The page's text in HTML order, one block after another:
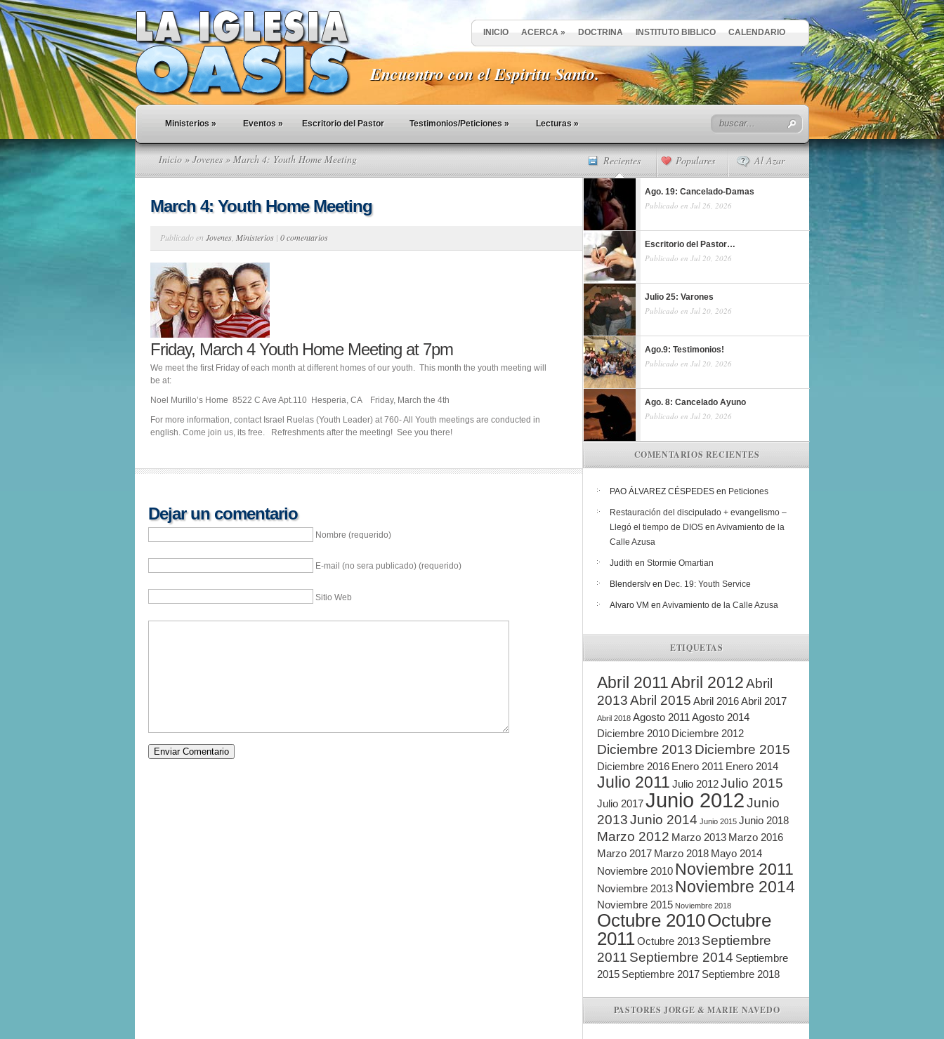
INICIO ACERCA » DOCTRINA INSTITUTO BIBLICO CALENDARIO
Encuentro con el Espiritu Santo.
Ministerios » Eventos » Escritorio del Pastor Testimonios/Peticiones » Lecturas »
Inicio » Jovenes» March 4: Youth Home Meeting
March 4: Youth Home Meeting
Publicado en Jovenes Ministerios | 0 comentarios
Friday, March 4 Youth Home Meeting at 7pm
We meet the first Friday of each month at different homes of our youth. This month the youth meeting will
be at:
Noel Murillo’s Home 8522 C Ave Apt.110 Hesperia, CA Friday, March the 4th
For more information, contact Israel Ruelas (Youth Leader) at 760- All Youth meetings are conducted in
english. Come join us, its free. Refreshments after the meeting! See you there!
Dejar un comentario
Nombre (requerido)
E-mail (no sera publicado) (requerido)
Sitio Web
Recientes Populares Al Azar
Ago. 19: Cancelado-Damas
Publicado en Jul 26, 2026
Escritorio del Pastor…
Publicado en Jul 20, 2026
Julio 25: Varones
Publicado en Jul 20, 2026
Ago.9: Testimonios!
Publicado en Jul 20, 2026
Ago. 8: Cancelado Ayuno
Publicado en Jul 20, 2026
COMENTARIOS RECIENTES
PAO ÁLVAREZ CÉSPEDES en Peticiones
Restauración del discipulado + evangelismo –
Llegó el tiempo de DIOS en Avivamiento de la
Calle Azusa
Judith en Stormie Omartian
Blenderslv en Dec. 19: Youth Service
Alvaro VM en Avivamiento de la Calle Azusa
ETIQUETAS
Abril 2011Abril 2012Abril
2013Abril 2015 Abril 2016Abril 2017
Abril 2018 Agosto 2011 Agosto 2014
Diciembre 2010 Diciembre 2012
Diciembre 2013 Diciembre 2015
Diciembre 2016 Enero 2011 Enero 2014
Julio 2011 Julio 2012Julio 2015
Julio 2017Junio 2012Junio
2013Junio 2014 Junio 2015 Junio 2018
Marzo 2012 Marzo 2013 Marzo 2016
Marzo 2017 Marzo 2018 Mayo 2014
Noviembre 2010 Noviembre 2011
Noviembre 2013 Noviembre 2014
Noviembre 2015 Noviembre 2018
Octubre 2010Octubre
2011Octubre 2013 Septiembre
2011 Septiembre 2014 Septiembre
2015 Septiembre 2017 Septiembre 2018
PASTORES JORGE & MARIE NAVEDO